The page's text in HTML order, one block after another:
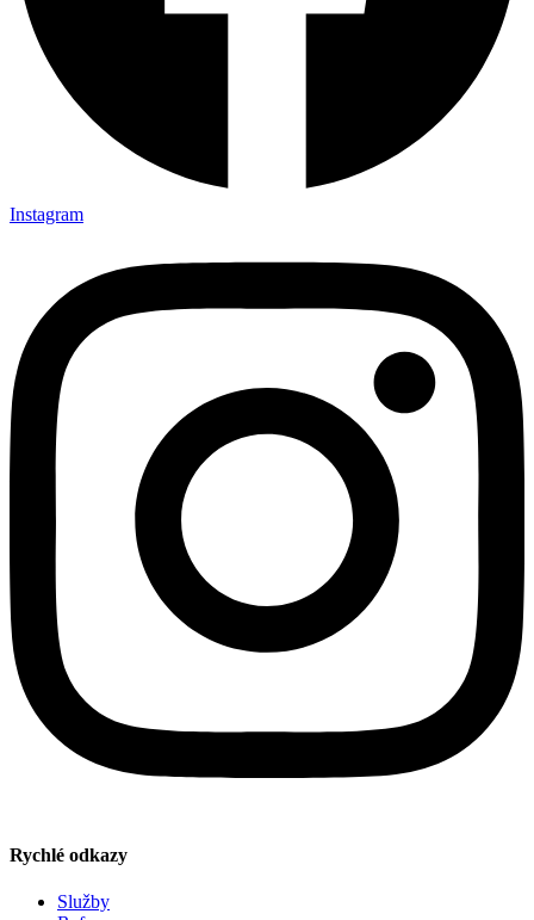
Instagram
Rychlé odkazy
Služby